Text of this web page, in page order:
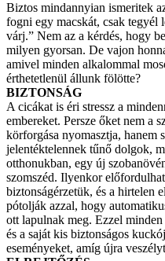
Biztos mindannyian ismeritek
fogni egy macskát, csak tegyél
várj.” Nem az a kérdés, hogy
milyen gyorsan. De vajon
amivel minden alkalommal
érthetetlenül állunk fölötte?
BIZTONSÁG
A cicákat is éri stressz a
embereket. Persze őket nem a
körforgása nyomasztja, hanem
jelentéktelennek tűnő dolgok,
otthonukban, egy új
szomszéd. Ilyenkor
biztonságérzetük, és a hirtelen
pótolják azzal, hogy
ott lapulnak meg. Ezzel
és a saját kis biztonságos
eseményeket, amíg újra